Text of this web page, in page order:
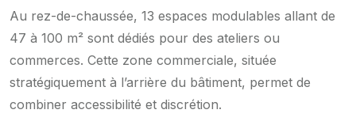
Au rez-de-chaussée, 13 espaces modulables allant de
47 à 100 m² sont dédiés pour des ateliers ou
commerces. Cette zone commerciale, située
stratégiquement à l’arrière du bâtiment, permet de
combiner accessibilité et discrétion.